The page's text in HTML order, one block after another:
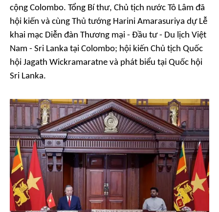
cộng Colombo. Tổng Bí thư, Chủ tịch nước Tô Lâm đã
hội kiến và cùng Thủ tướng Harini Amarasuriya dự Lễ
khai mạc Diễn đàn Thương mại - Đầu tư - Du lịch Việt
Nam - Sri Lanka tại Colombo; hội kiến Chủ tịch Quốc
hội Jagath Wickramaratne và phát biểu tại Quốc hội
Sri Lanka.